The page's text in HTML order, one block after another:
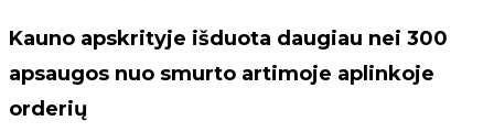
Kauno apskrityje išduota daugiau nei 300
apsaugos nuo smurto artimoje aplinkoje
orderių